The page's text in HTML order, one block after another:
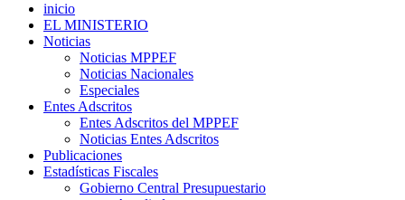
inicio
EL MINISTERIO
Noticias
Noticias MPPEF
Noticias Nacionales
Especiales
Entes Adscritos
Entes Adscritos del MPPEF
Noticias Entes Adscritos
Publicaciones
Estadísticas Fiscales
Gobierno Central Presupuestario